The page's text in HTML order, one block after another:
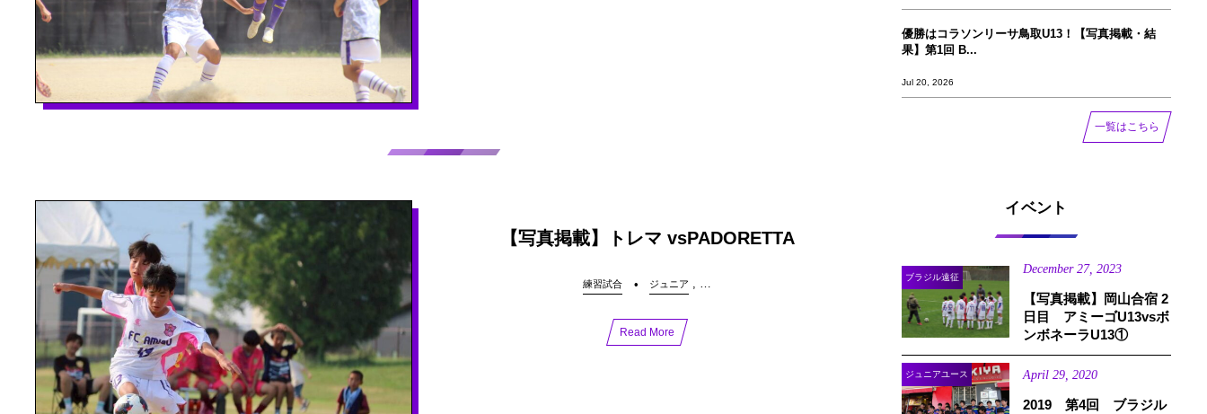
【写真掲載】トレマ vsPADORETTA
練習試合 ジュニア , …
Read More
優勝はコラソンリーサ鳥取U13！【写真掲載‪‪‪︎︎・結
果】第1回 B...
Jul 20, 2026
一覧はこちら
イベント
ブラジル遠征
December 27, 2023
【写真掲載】岡山合宿 2
日目 アミーゴU13vsボ
ンボネーラU13①
ジュニアユース April 29, 2020
2019 第4回 ブラジル